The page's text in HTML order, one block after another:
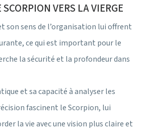
VERS LA VIERGE
son sens de l’organisation lui offrent
ce qui est important pour le
la sécurité et la profondeur dans
et sa capacité à analyser les
fascinent le Scorpion, lui
la vie avec une vision plus claire et